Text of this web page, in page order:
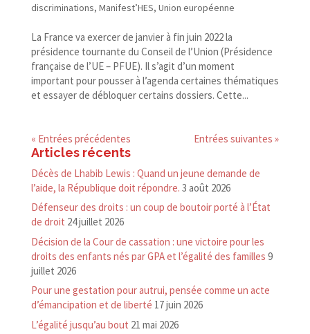
discriminations, Manifest’HES, Union européenne
La France va exercer de janvier à fin juin 2022 la
présidence tournante du Conseil de l’Union (Présidence
française de l’UE – PFUE). Il s’agit d’un moment
important pour pousser à l’agenda certaines thématiques
et essayer de débloquer certains dossiers. Cette...
« Entrées précédentes Entrées suivantes »
Articles récents
Décès de Lhabib Lewis : Quand un jeune demande de
l’aide, la République doit répondre. 3 août 2026
Défenseur des droits : un coup de boutoir porté à l’État
de droit 24 juillet 2026
Décision de la Cour de cassation : une victoire pour les
droits des enfants nés par GPA et l’égalité des familles 9
juillet 2026
Pour une gestation pour autrui, pensée comme un acte
d’émancipation et de liberté 17 juin 2026
L’égalité jusqu’au bout 21 mai 2026